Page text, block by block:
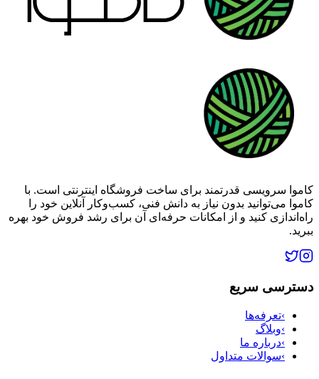
کاموا سرویسی قدرتمند برای ساخت فروشگاه اینترنتی است. با
کاموا می‌توانید بدون نیاز به دانش فنی، کسب‌وکار آنلاین خود را
راه‌اندازی کنید و از امکانات حرفه‌ای آن برای رشد فروش خود بهره
ببرید.
دسترسی سریع
›تعرفه‌ها
›وبلاگ
›درباره ما
›سوالات متداول